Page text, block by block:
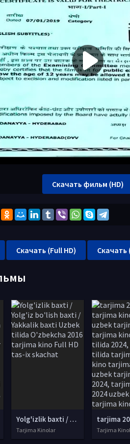
Скачать фильм (HD)
Скачать (Full HD) Скачать
Yolg'izlik baxti / Yolg'iz bo'lish baxti / Yakkalik baxti Uzbek tilida O'zbekcha 2016 tarjima kino Full HD tas-ix skachat
Tarjima Kinolar Tarjima